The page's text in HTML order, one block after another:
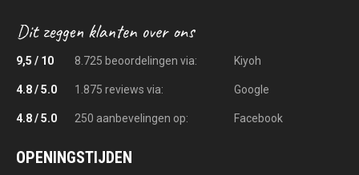
9,5 / 10 8.725 beoordelingen via: Kiyoh
4.8 / 5.0 1.875 reviews via: Google
4.8 / 5.0 250 aanbevelingen op: Facebook
OPENINGSTIJDEN